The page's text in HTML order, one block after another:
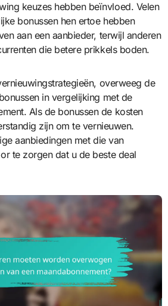
keuzes hebben beïnvloed. Velen
bonussen hen ertoe hebben
aan een aanbieder, terwijl anderen
die betere prikkels boden.
overweeg de
in vergelijking met de
Als de bonussen de kosten
zijn om te vernieuwen.
aanbiedingen met die van
te zorgen dat u de beste deal